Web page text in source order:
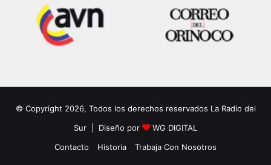
© Copyright 2026, Todos los derechos reservados La Radio del
Sur | Diseño por
WG DIGITAL
Contacto
Historia Trabaja Con Nosotros